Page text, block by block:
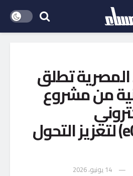
المصرية تطلق
من مشروع
الموحد(eCTD) لتعزيز التحول
14 يونيو، 2026